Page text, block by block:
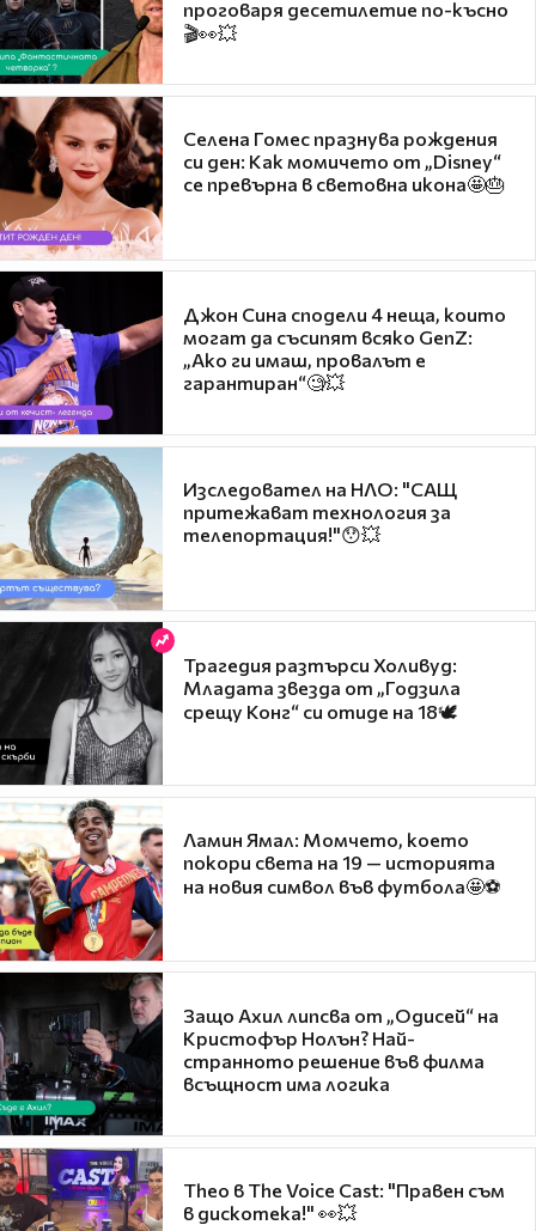
проговаря десетилетие по-късно
🎬👀💥
Селена Гомес празнува рождения
си ден: Как момичето от „Disney“
се превърна в световна икона🤩🎂
Джон Сина сподели 4 неща, които
могат да съсипят всяко GenZ:
„Ако ги имаш, провалът е
гарантиран“🧐💥
Изследовател на НЛО: "САЩ
притежават технология за
телепортация!"😯💥
Трагедия разтърси Холивуд:
Младата звезда от „Годзила
срещу Конг“ си отиде на 18🕊️
Ламин Ямал: Момчето, което
покори света на 19 — историята
на новия символ във футбола🤩⚽
Защо Ахил липсва от „Одисей“ на
Кристофър Нолън? Най-
странното решение във филма
всъщност има логика
Theo в The Voice Cast: "Правен съм
в дискотека!" 👀💥